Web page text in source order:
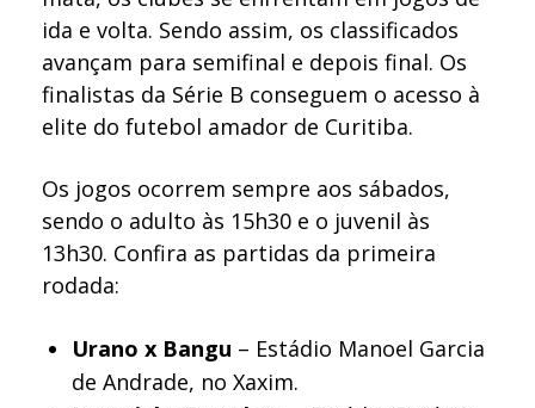
ida e volta. Sendo assim, os classificados
avançam para semifinal e depois final. Os
finalistas da Série B conseguem o acesso à
elite do futebol amador de Curitiba.
Os jogos ocorrem sempre aos sábados,
sendo o adulto às 15h30 e o juvenil às
13h30. Confira as partidas da primeira
rodada:
Urano x Bangu – Estádio Manoel Garcia
de Andrade, no Xaxim.